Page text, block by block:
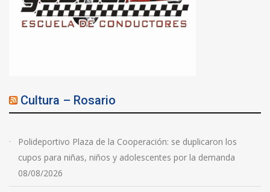
Cultura – Rosario
Polideportivo Plaza de la Cooperación: se duplicaron los
cupos para niñas, niños y adolescentes por la demanda
08/08/2026